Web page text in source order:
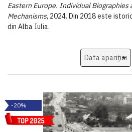
Eastern Europe. Individual
Mechanisms, 2024. Din 2018 este
din Alba Iulia.
-20%